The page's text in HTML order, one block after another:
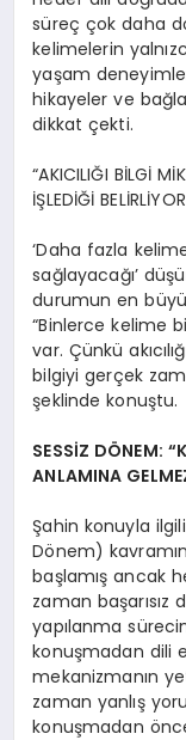
süreç çok daha
kelimelerin
yaşam
hikayeler ve
dikkat çekti.
“AKICILIĞI BİLGİ
İŞLEDİĞİ
‘Daha fazla
sağlayacağı’
durumun en
“Binlerce kelime
var. Çünkü
bilgiyi gerçek
şeklinde konuştu.
SESSİZ DÖNEM:
ANLAMINA
Şahin konuyla
Dönem)
başlamış ancak
zaman başarısız
yapılanma
konuşmadan dili
mekanizmanın
zaman yanlış
konuşmadan